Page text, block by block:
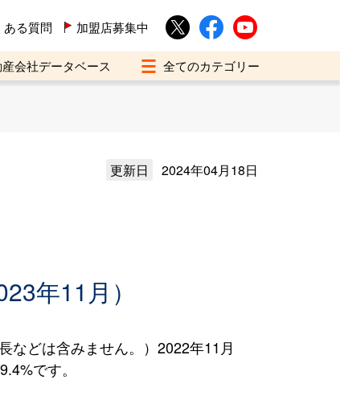
ある質問 加盟店募集中
会社データベース
更新日 2024年04月18日
年11月）
などは含みません。）2022年11月
です。